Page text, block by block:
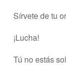
Sírvete de tu
¡Lucha!
Tú no estás